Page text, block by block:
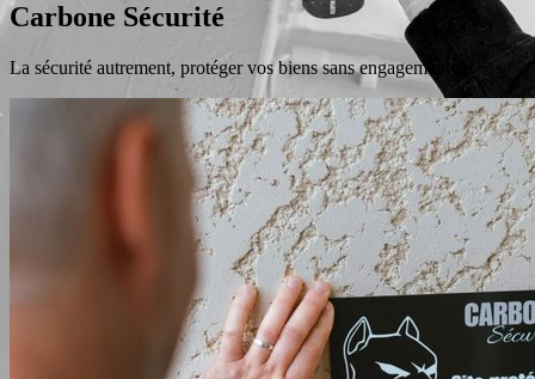
Carbone Sécurité
La sécurité autrement, protéger vos biens sans engagement